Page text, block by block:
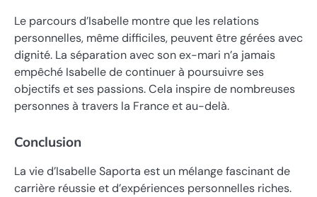
Le parcours d’Isabelle montre que les relations
personnelles, même difficiles, peuvent être gérées avec
dignité. La séparation avec son ex-mari n’a jamais
empêché Isabelle de continuer à poursuivre ses
objectifs et ses passions. Cela inspire de nombreuses
personnes à travers la France et au-delà.
Conclusion
La vie d’Isabelle Saporta est un mélange fascinant de
carrière réussie et d’expériences personnelles riches.